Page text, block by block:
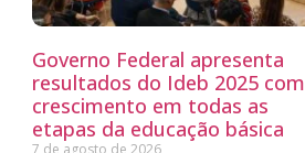
Governo Federal apresenta
resultados do Ideb 2025 com
crescimento em todas as
etapas da educação básica
7 de agosto de 2026